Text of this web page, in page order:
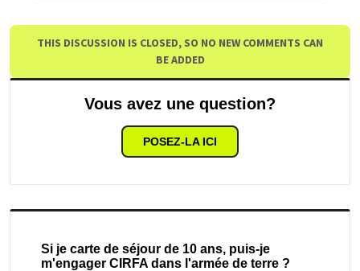
THIS DISCUSSION IS CLOSED, SO NO NEW COMMENTS CAN
BE ADDED
Vous avez une question?
POSEZ-LA ICI
Si je carte de séjour de 10 ans, puis-je
m'engager CIRFA dans l'armée de terre ?